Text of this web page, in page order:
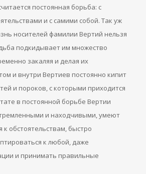
постоянная борьба: с
и с самими собой. Так уж
носителей фамилии Вертий нельзя
подкидывает им множество
закаляя и делая их
и внутри Вертиев постоянно кипит
и пороков, с которыми приходится
в постоянной борьбе Вертии
и находчивыми, умеют
к обстоятельствам, быстро
к любой, даже
и принимать правильные